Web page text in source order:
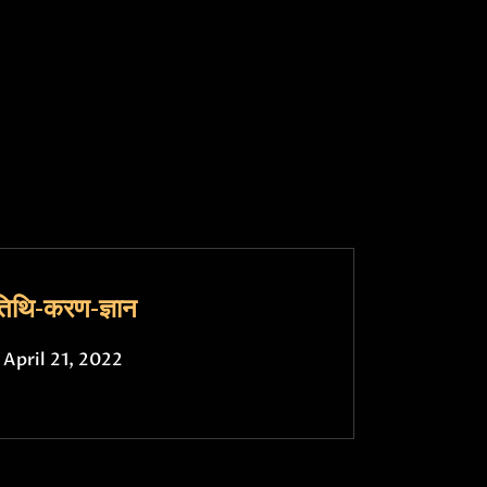
करण-ज्ञान
April 21, 2022